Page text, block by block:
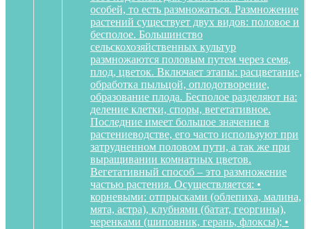
особей, то есть размножаться. Размножение
растений существует двух видов: половое и
бесполое. Большинство
сельскохозяйственных культур
размножаются половым путем через семя,
плод, цветок. Включает этапы: расцветание,
обработка пыльцой, оплодотворение,
образование плода. Бесполое разделяют на:
деление клетки, споры, вегетативное.
Последние имеет большое значение в
растениеводстве, его часто используют при
затрудненном половом пути, а так же при
выращивании комнатных цветов.
Вегетативный способ – это размножение
частью растения. Осуществляется: •
корневыми: отпрысками (облепиха, малина,
мята, астра), клубнями (батат, георгины),
черенками (шиповник, герань, флоксы); •